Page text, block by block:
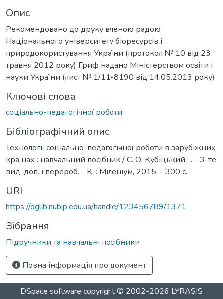
Опис
Рекомендовано до друку вченою радою
Національного університету біоресурсів і
природокористування України (протокол № 10 від 23
травня 2012 року) Гриф надано Міністерством освіти і
науки України (лист № 1/11-8190 від 14.05.2013 року)
Ключові слова
соціально-педагогічної роботи
Бібліографічний опис
Технології соціально-педагогічної роботи в зарубіжних
країнах : навчальний посібник / С. О. Кубіцький ; . - 3-те
вид. доп. і перероб. - К. : Міленіум, 2015. - 300 с.
URI
https://dglib.nubip.edu.ua/handle/123456789/1371
Зібрання
Підручники та навчальні посібники
Повна інформація про документ
DSpace software copyright © 2002-2026 LYRASIS